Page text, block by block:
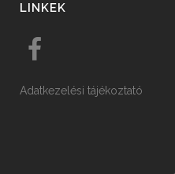
LINKEK
Adatkezelési tájékoztató